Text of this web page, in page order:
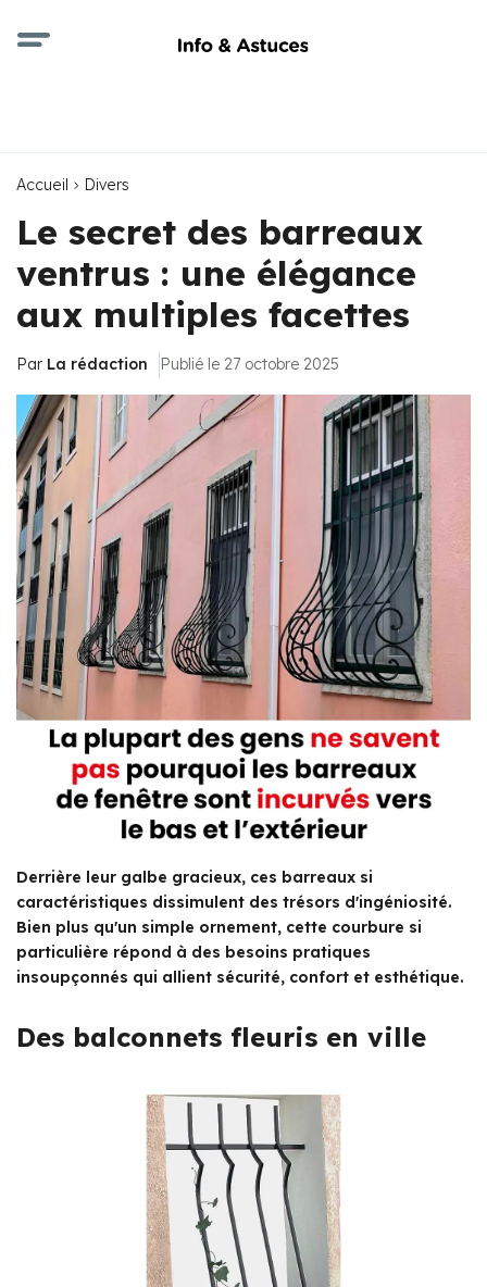
Accueil Divers
Le secret des barreaux
ventrus : une élégance
aux multiples facettes
Par La rédaction Publié le 27 octobre 2025
Derrière leur galbe gracieux, ces barreaux si
caractéristiques dissimulent des trésors d'ingéniosité.
Bien plus qu'un simple ornement, cette courbure si
particulière répond à des besoins pratiques
insoupçonnés qui allient sécurité, confort et esthétique.
Des balconnets fleuris en ville